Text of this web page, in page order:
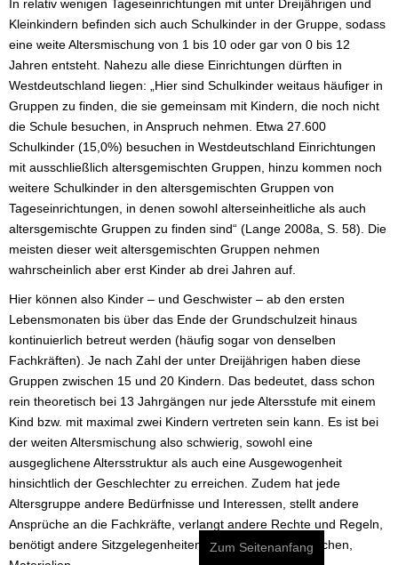
In relativ wenigen Tageseinrichtungen mit unter Dreijährigen und
Kleinkindern befinden sich auch Schulkinder in der Gruppe, sodass
eine weite Altersmischung von 1 bis 10 oder gar von 0 bis 12
Jahren entsteht. Nahezu alle diese Einrichtungen dürften in
Westdeutschland liegen: „Hier sind Schulkinder weitaus häufiger in
Gruppen zu finden, die sie gemeinsam mit Kindern, die noch nicht
die Schule besuchen, in Anspruch nehmen. Etwa 27.600
Schulkinder (15,0%) besuchen in Westdeutschland Einrichtungen
mit ausschließlich altersgemischten Gruppen, hinzu kommen noch
weitere Schulkinder in den altersgemischten Gruppen von
Tageseinrichtungen, in denen sowohl alterseinheitliche als auch
altersgemischte Gruppen zu finden sind“ (Lange 2008a, S. 58). Die
meisten dieser weit altersgemischten Gruppen nehmen
wahrscheinlich aber erst Kinder ab drei Jahren auf.
Hier können also Kinder – und Geschwister – ab den ersten
Lebensmonaten bis über das Ende der Grundschulzeit hinaus
kontinuierlich betreut werden (häufig sogar von denselben
Fachkräften). Je nach Zahl der unter Dreijährigen haben diese
Gruppen zwischen 15 und 20 Kindern. Das bedeutet, dass schon
rein theoretisch bei 13 Jahrgängen nur jede Altersstufe mit einem
Kind bzw. mit maximal zwei Kindern vertreten sein kann. Es ist bei
der weiten Altersmischung also schwierig, sowohl eine
ausgeglichene Altersstruktur als auch eine Ausgewogenheit
hinsichtlich der Geschlechter zu erreichen. Zudem hat jede
Altersgruppe andere Bedürfnisse und Interessen, stellt andere
Ansprüche an die Fachkräfte, verlangt andere Rechte und Regeln,
benötigt andere Sitzgelegenheiten, Tischhöhen, Spielsachen,
Zum Seitenanfang